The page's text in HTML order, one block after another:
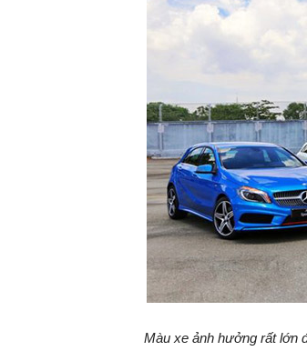
Màu xe ảnh hưởng rất lớn